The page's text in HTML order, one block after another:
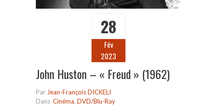
28
Fév
2023
John Huston – « Freud » (1962)
Par Jean-François DICKELI
Dans Cinéma, DVD/Blu-Ray